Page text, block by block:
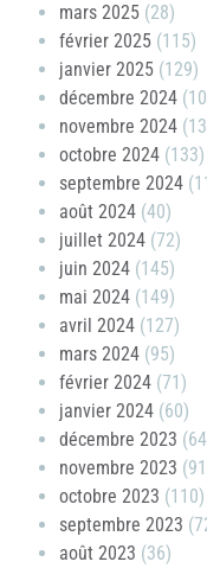
mars 2025 (28)
février 2025 (115)
janvier 2025 (129)
décembre 2024
novembre 2024
octobre 2024 (133)
septembre 2024
août 2024 (40)
juillet 2024 (72)
juin 2024 (145)
mai 2024 (149)
avril 2024 (127)
mars 2024 (95)
février 2024 (71)
janvier 2024 (60)
décembre 2023
novembre 2023
octobre 2023 (110)
septembre 2023
août 2023 (36)